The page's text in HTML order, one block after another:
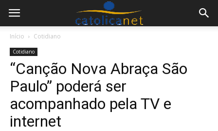
Início Cotidiano
Cotidiano
“Canção Nova Abraça São
Paulo” poderá ser
acompanhado pela TV e
internet